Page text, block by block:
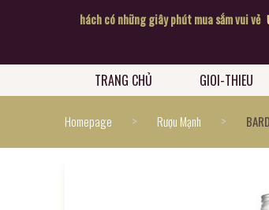
Chúc quý khách có những giây phút mua sắm vui vẻ Ưu
TRANG CHỦ GIOI-THIEU
Homepage > Rượu Mạnh >